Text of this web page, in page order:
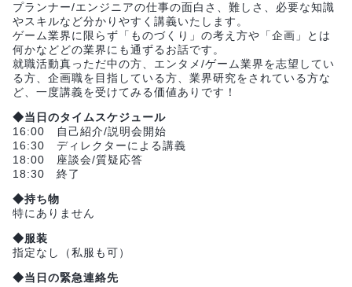
プランナー/エンジニアの仕事の面白さ、難しさ、必要な知識
やスキルなど分かりやすく講義いたします。
ゲーム業界に限らず「ものづくり」の考え方や「企画」とは
何かなどどの業界にも通ずるお話です。
就職活動真っただ中の方、エンタメ/ゲーム業界を志望してい
る方、企画職を目指している方、業界研究をされている方な
ど、一度講義を受けてみる価値ありです！
◆当日のタイムスケジュール
16:00 自己紹介/説明会開始
16:30 ディレクターによる講義
18:00 座談会/質疑応答
18:30 終了
◆持ち物
特にありません
◆服装
指定なし（私服も可）
◆当日の緊急連絡先